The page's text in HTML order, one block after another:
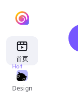
首页
Design
Hot